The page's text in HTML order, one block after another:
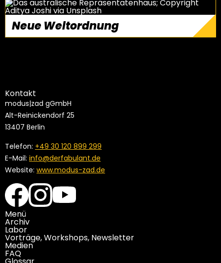
weiterlesen
Neue Weltordnung
Kontakt
modus|zad gGmbH
Alt-Reinickendorf 25
13407 Berlin
Telefon: +49 30 120 899 299
E-Mail: info@derfabulant.de
Website: www.modus-zad.de
Menü
Archiv
Labor
Vorträge, Workshops, Newsletter
Medien
FAQ